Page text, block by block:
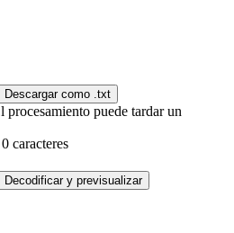
Descargar como .txt
puede tardar un
0 caracteres
Decodificar y previsualizar